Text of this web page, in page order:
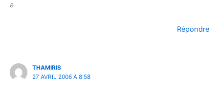
a
Répondre
THAMIRIS
27 AVRIL 2006 À 8:58